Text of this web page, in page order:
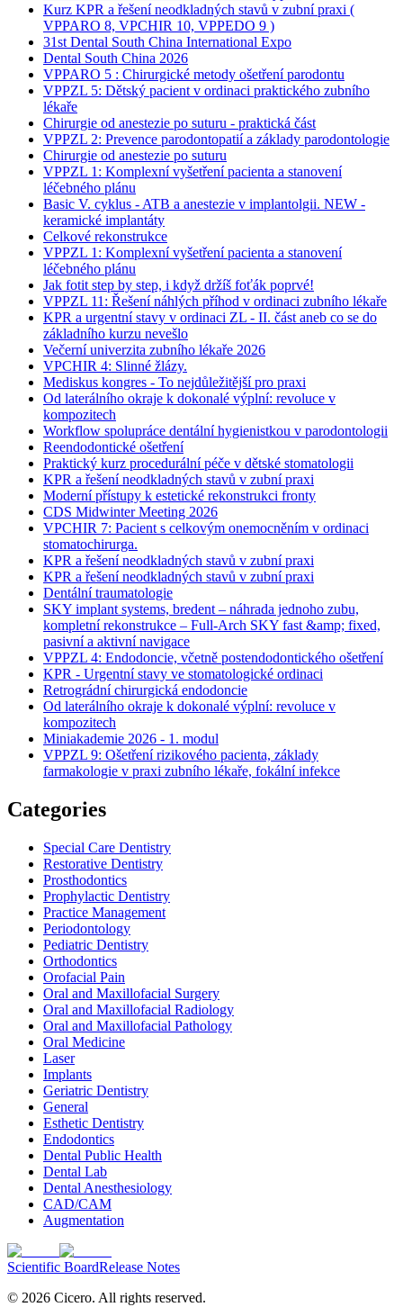
Kurz KPR a řešení neodkladných stavů v zubní praxi (
VPPARO 8, VPCHIR 10, VPPEDO 9 )
31st Dental South China International Expo
Dental South China 2026
VPPARO 5 : Chirurgické metody ošetření parodontu
VPPZL 5: Dětský pacient v ordinaci praktického zubního
lékaře
Chirurgie od anestezie po suturu - praktická část
VPPZL 2: Prevence parodontopatií a základy parodontologie
Chirurgie od anestezie po suturu
VPPZL 1: Komplexní vyšetření pacienta a stanovení
léčebného plánu
Basic V. cyklus - ATB a anestezie v implantolgii. NEW -
keramické implantáty
Celkové rekonstrukce
VPPZL 1: Komplexní vyšetření pacienta a stanovení
léčebného plánu
Jak fotit step by step, i když držíš foťák poprvé!
VPPZL 11: Řešení náhlých příhod v ordinaci zubního lékaře
KPR a urgentní stavy v ordinaci ZL - II. část aneb co se do
základního kurzu nevešlo
Večerní univerzita zubního lékaře 2026
VPCHIR 4: Slinné žlázy.
Mediskus kongres - To nejdůležitější pro praxi
Od laterálního okraje k dokonalé výplní: revoluce v
kompozitech
Workflow spolupráce dentální hygienistkou v parodontologii
Reendodontické ošetření
Praktický kurz procedurální péče v dětské stomatologii
KPR a řešení neodkladných stavů v zubní praxi
Moderní přístupy k estetické rekonstrukci fronty
CDS Midwinter Meeting 2026
VPCHIR 7: Pacient s celkovým onemocněním v ordinaci
stomatochirurga.
KPR a řešení neodkladných stavů v zubní praxi
KPR a řešení neodkladných stavů v zubní praxi
Dentální traumatologie
SKY implant systems, bredent – náhrada jednoho zubu,
kompletní rekonstrukce – Full-Arch SKY fast &amp; fixed,
pasivní a aktivní navigace
VPPZL 4: Endodoncie, včetně postendodontického ošetření
KPR - Urgentní stavy ve stomatologické ordinaci
Retrográdní chirurgická endodoncie
Od laterálního okraje k dokonalé výplní: revoluce v
kompozitech
Miniakademie 2026 - 1. modul
VPPZL 9: Ošetření rizikového pacienta, základy
farmakologie v praxi zubního lékaře, fokální infekce
Categories
Special Care Dentistry
Restorative Dentistry
Prosthodontics
Prophylactic Dentistry
Practice Management
Periodontology
Pediatric Dentistry
Orthodontics
Orofacial Pain
Oral and Maxillofacial Surgery
Oral and Maxillofacial Radiology
Oral and Maxillofacial Pathology
Oral Medicine
Laser
Implants
Geriatric Dentistry
General
Esthetic Dentistry
Endodontics
Dental Public Health
Dental Lab
Dental Anesthesiology
CAD/CAM
Augmentation
Scientific BoardRelease Notes
© 2026 Cicero. All rights reserved.